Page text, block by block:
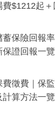
費$1212起
蓄保險回報
保證回報一
費徵費｜保
計算方法一覽